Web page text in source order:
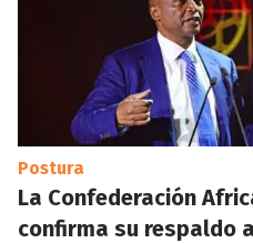
Postura
La Confederación
confirma su respaldo